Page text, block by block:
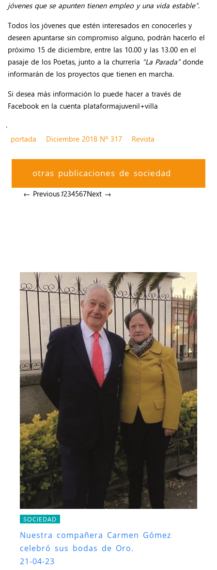
jóvenes que se apunten tienen empleo y una vida estable”.
Todos los jóvenes que estén interesados en conocerles y
deseen apuntarse sin compromiso alguno, podrán hacerlo el
próximo 15 de diciembre, entre las 10.00 y las 13.00 en el
pasaje de los Poetas, junto a la churrería “La Parada”donde
informarán de los proyectos que tienen en marcha.
Si desea más información lo puede hacer a través de
Facebook en la cuenta plataformajuvenil+villa
.
portada
Diciembre 2018 Nº 317 Revista
otras publicaciones de sociedad
← Previous1234567Next →
SOCIEDAD
Nuestra compañera Carmen Gómez
celebró sus bodas de Oro.
21-04-23